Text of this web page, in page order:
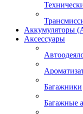
Аккумуляторы
Аксессуары
Багажники
Багажные